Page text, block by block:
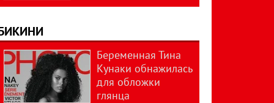
Беременная Тина
Кунаки обнажилась
для обложки
глянца